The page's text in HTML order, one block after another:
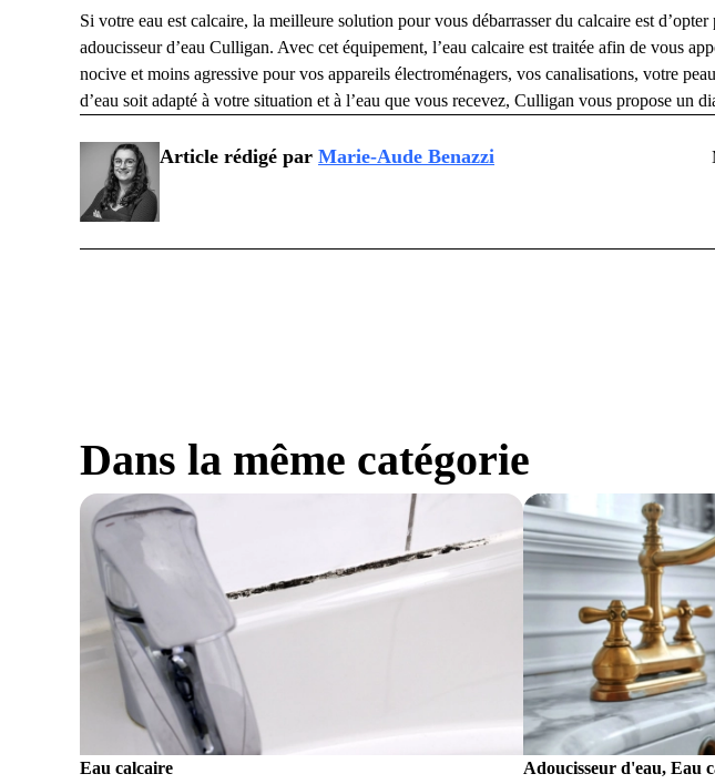
Si votre eau est calcaire, la meilleure solution pour vous débarrasser du calcaire est d’opter
adoucisseur d’eau Culligan. Avec cet équipement, l’eau calcaire est traitée afin de vous
nocive et moins agressive pour vos appareils électroménagers, vos canalisations, votre
d’eau soit adapté à votre situation et à l’eau que vous recevez, Culligan vous propose un
Article rédigé par Marie-Aude Benazzi
Dans la même catégorie
Eau calcaire
Adoucisseur d'eau, Eau